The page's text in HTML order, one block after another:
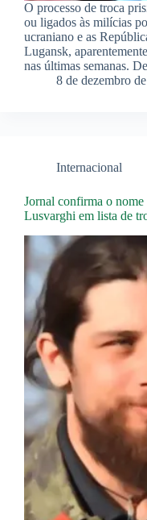
O processo de troca
ou ligados às milícias
ucraniano e as
Lugansk,
nas últimas semanas.
8 de dezembro
Internacional
Jornal confirma o
Lusvarghi em lista de